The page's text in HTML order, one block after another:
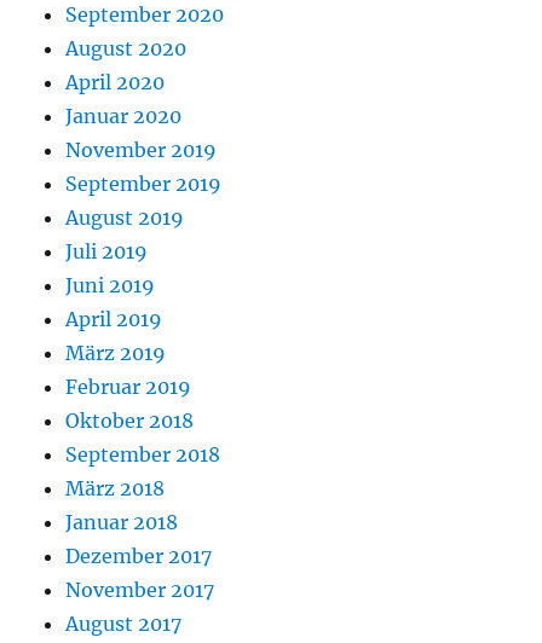
September 2020
August 2020
April 2020
Januar 2020
November 2019
September 2019
August 2019
Juli 2019
Juni 2019
April 2019
März 2019
Februar 2019
Oktober 2018
September 2018
März 2018
Januar 2018
Dezember 2017
November 2017
August 2017